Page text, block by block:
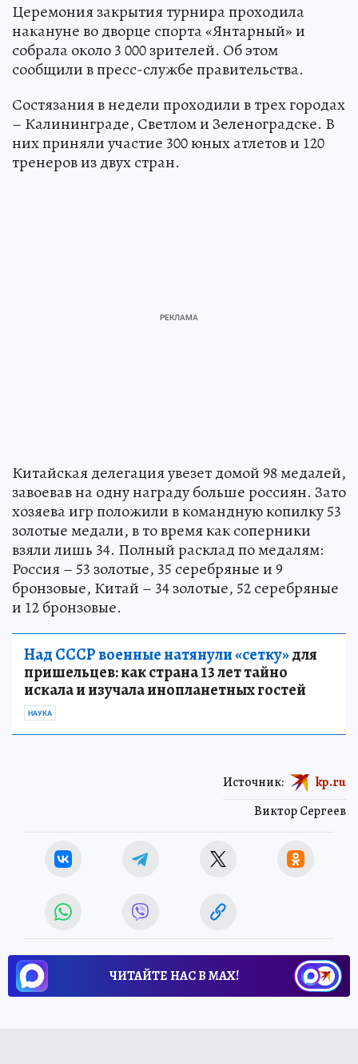
Церемония закрытия турнира проходила
накануне во дворце спорта «Янтарный» и
собрала около 3 000 зрителей. Об этом
сообщили в пресс-службе правительства.
Состязания в недели проходили в трех городах
– Калининграде, Светлом и Зеленоградске. В
них приняли участие 300 юных атлетов и 120
тренеров из двух стран.
Китайская делегация увезет домой 98 медалей,
завоевав на одну награду больше россиян. Зато
хозяева игр положили в командную копилку 53
золотые медали, в то время как соперники
взяли лишь 34. Полный расклад по медалям:
Россия – 53 золотые, 35 серебряные и 9
бронзовые, Китай – 34 золотые, 52 серебряные
и 12 бронзовые.
Над СССР военные натянули «сетку»для
пришельцев: как страна 13 лет тайно
искала и изучала инопланетных гостей
НАУКА
Виктор Сергеев
Источник: kp.ru
ЧИТАЙТЕ НАС В МАХ!